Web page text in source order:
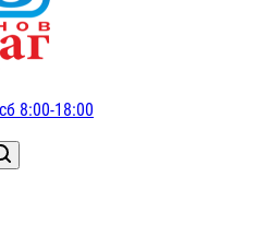
8:00-18:00